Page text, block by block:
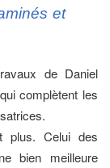
et
de Daniel
complètent les
plus. Celui des
bien meilleure